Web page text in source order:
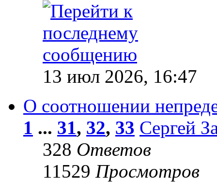
13 июл 2026, 16:47
О соотношении
1 ... 31, 32, 33 Сергей
328 Ответов
11529 Просмотров